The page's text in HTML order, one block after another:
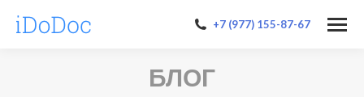
+7 (977) 155-87-67
БЛОГ